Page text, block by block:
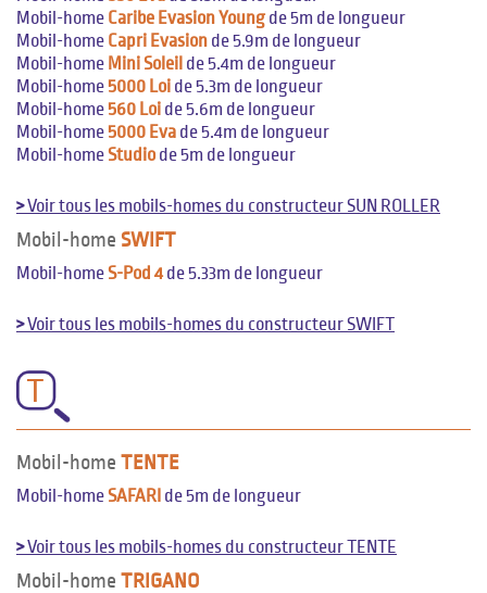
Mobil-home Caribe Evasion Young de 5m de longueur
Mobil-home Capri Evasion de 5.9m de longueur
Mobil-home Mini Soleil de 5.4m de longueur
Mobil-home 5000 Loi de 5.3m de longueur
Mobil-home 560 Loi de 5.6m de longueur
Mobil-home 5000 Eva de 5.4m de longueur
Mobil-homeStudiode 5m de longueur
>Voir tous les mobils-homes du constructeur SUN ROLLER
Mobil-home SWIFT
Mobil-homeS-Pod 4de 5.33m de longueur
>Voir tous les mobils-homes du constructeur SWIFT
T
Mobil-home TENTE
Mobil-homeSAFARI de 5m de longueur
>Voir tous les mobils-homes du constructeur TENTE
Mobil-home TRIGANO